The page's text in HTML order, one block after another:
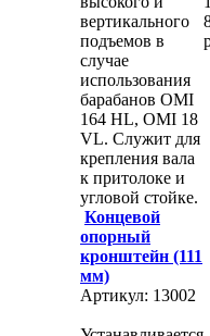
вертикального
подъемов в
случае
использования
барабанов OMI
164 HL, OMI 18
VL. Служит для
крепления вала
к притолоке и
угловой стойке.
Концевой
опорный
кронштейн (111
мм)
Артикул: 13002